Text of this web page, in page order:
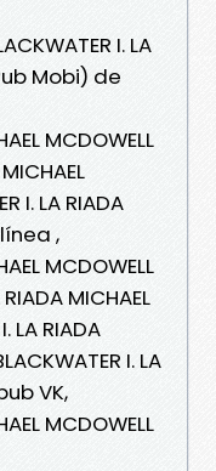
I. LA
Mobi) de
MCDOWELL
I. LA RIADA
línea ,
MCDOWELL
MICHAEL
LA RIADA
I. LA
VK,
MCDOWELL